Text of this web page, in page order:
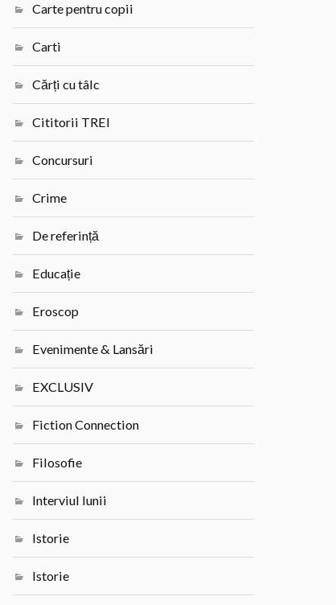
Carte pentru copii
Carti
Cărți cu tâlc
Cititorii TREI
Concursuri
Crime
De referință
Educație
Eroscop
Evenimente & Lansări
EXCLUSIV
Fiction Connection
Filosofie
Interviul lunii
Istorie
Istorie